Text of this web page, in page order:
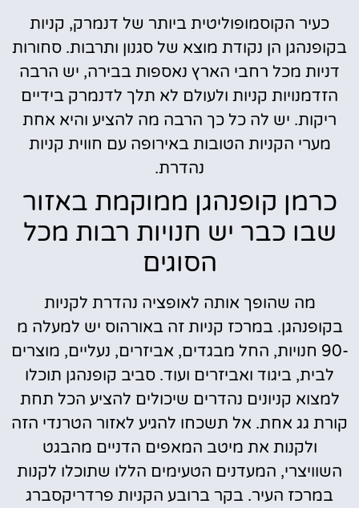
כעיר הקוסמופוליטית ביותר של דנמרק, קניות
בקופנהגן הן נקודת מוצא של סגנון ותרבות. סחורות
דניות מכל רחבי הארץ נאספות בבירה, יש הרבה
הזדמנויות קניות ולעולם לא תלך לדנמרק בידיים
ריקות. יש לה כל כך הרבה מה להציע והיא אחת
מערי הקניות הטובות באירופה עם חווית קניות
נהדרת.
כרמן קופנהגן ממוקמת באזור
שבו כבר יש חנויות רבות מכל
הסוגים
מה שהופך אותה לאופציה נהדרת לקניות
בקופנהגן. במרכז קניות זה באורהוס יש למעלה מ
-90 חנויות, החל מבגדים, אביזרים, נעליים, מוצרים
לבית, ביגוד ואביזרים ועוד. סביב קופנהגן תוכלו
למצוא קניונים נהדרים שיכולים להציע הכל תחת
קורת גג אחת. אל תשכחו להגיע לאזור הטרנדי הזה
ולקנות את מיטב המאפים הדניים מהבגט
השוויצרי, המעדנים הטעימים הללו שתוכלו לקנות
במרכז העיר. בקר ברובע הקניות פרדריקסברג